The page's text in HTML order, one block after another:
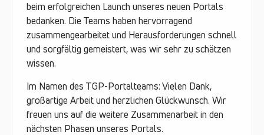
beim erfolgreichen Launch unseres neuen Portals
bedanken. Die Teams haben hervorragend
zusammengearbeitet und Herausforderungen schnell
und sorgfältig gemeistert, was wir sehr zu schätzen
wissen.
Im Namen des TGP-Portalteams: Vielen Dank,
großartige Arbeit und herzlichen Glückwunsch. Wir
freuen uns auf die weitere Zusammenarbeit in den
nächsten Phasen unseres Portals.